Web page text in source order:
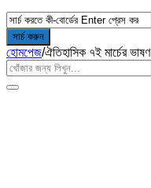
হোমপেজ/ঐতিহাসিক ৭ই মার্চের ভাষণ